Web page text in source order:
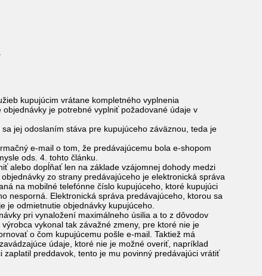
kupujúcim vrátane kompletného vyplnenia
je potrebné vyplniť požadované údaje v
jej odoslaním stáva pre kupujúceho záväznou, teda je
e-mail o tom, že predávajúcemu bola e-shopom
ods. 4. tohto článku.
alebo dopĺňať len na základe vzájomnej dohody medzi
zo strany predávajúceho je elektronická správa
na mobilné telefónne číslo kupujúceho, ktoré kupujúci
nesporná. Elektronická správa predávajúceho, ktorou sa
je odmietnutie objednávky kupujúceho.
pri vynaložení maximálneho úsilia a to z dôvodov
vykonal tak závažné zmeny, pre ktoré nie je
o čom kupujúcemu pošle e-mail. Taktiež má
údaje, ktoré nie je možné overiť, napríklad
preddavok, tento je mu povinný predávajúci vrátiť